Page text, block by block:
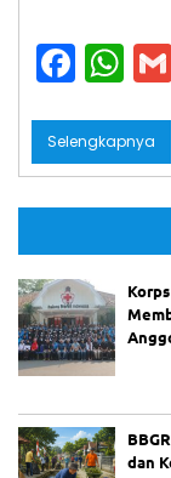
F
a
c
e
b
o
o
k
W
h
a
ts
A
p
p
Selengkapnya
dan